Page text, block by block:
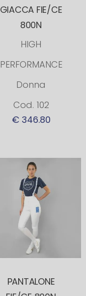
GIACCA FIE/CE
800N
HIGH
PERFORMANCE
Donna
Cod. 102
€ 346.80
PANTALONE